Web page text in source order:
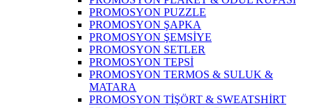
PROMOSYON PUZZLE
PROMOSYON ŞAPKA
PROMOSYON ŞEMSİYE
PROMOSYON SETLER
PROMOSYON TEPSİ
PROMOSYON TERMOS & SULUK &
MATARA
PROMOSYON TİŞÖRT & SWEATSHİRT